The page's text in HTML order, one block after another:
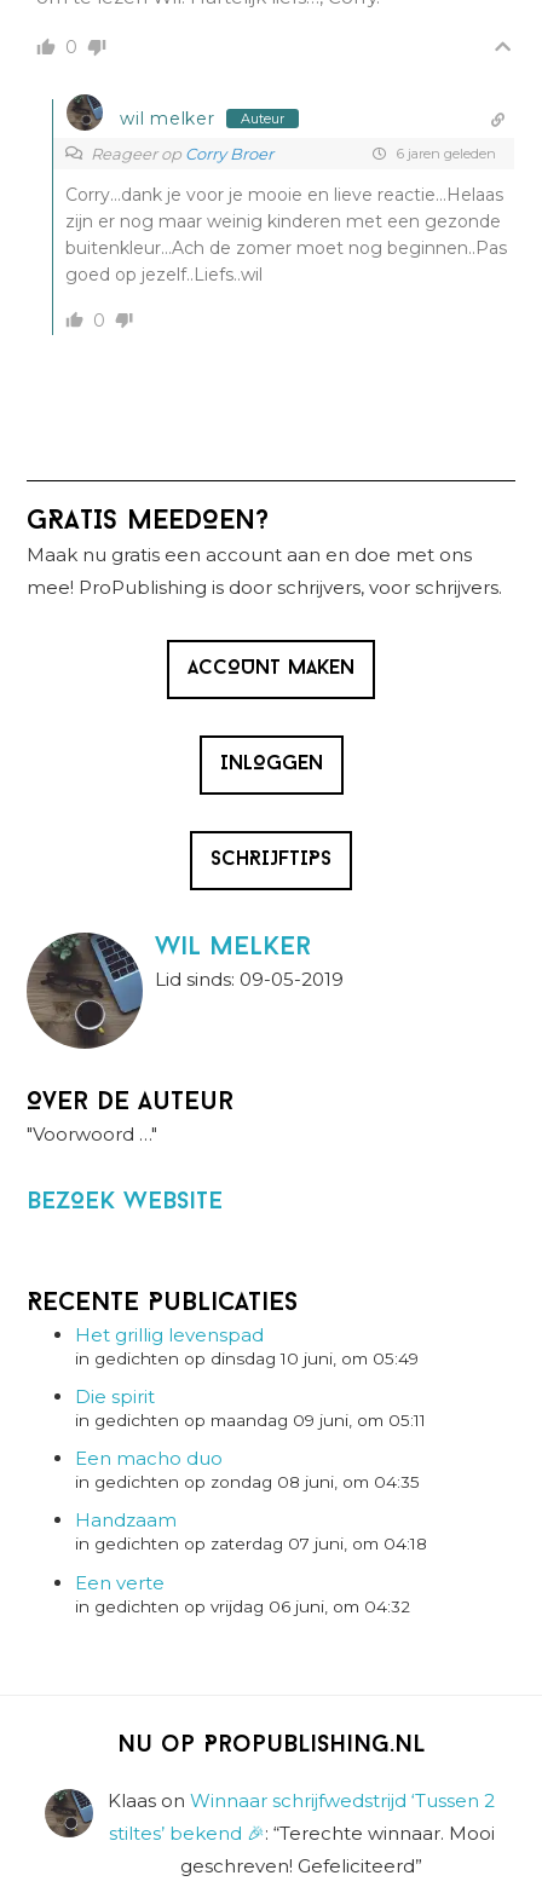
0
wil melker Auteur
Reageer op Corry Broer 6 jaren geleden
Corry…dank je voor je mooie en lieve reactie…Helaas
zijn er nog maar weinig kinderen met een gezonde
buitenkleur…Ach de zomer moet nog beginnen..Pas
goed op jezelf..Liefs..wil
0
Primaire
Sidebar
GRATIS MEEDOEN?
Maak nu gratis een account aan en doe met ons
mee! ProPublishing is door schrijvers, voor schrijvers.
ACCOUNT MAKEN
INLOGGEN
SCHRIJFTIPS
wil melker
Lid sinds: 09-05-2019
Over de auteur
"Voorwoord …"
BezOek website
Recente Publicaties
Het grillig levenspad
in gedichten op dinsdag 10 juni, om 05:49
Die spirit
in gedichten op maandag 09 juni, om 05:11
Een macho duo
in gedichten op zondag 08 juni, om 04:35
Handzaam
in gedichten op zaterdag 07 juni, om 04:18
Een verte
in gedichten op vrijdag 06 juni, om 04:32
Nu op Propublishing.nl
Klaas on Winnaar schrijfwedstrijd ‘Tussen 2
stiltes’ bekend 🎉: “Terechte winnaar. Mooi
geschreven! Gefeliciteerd”